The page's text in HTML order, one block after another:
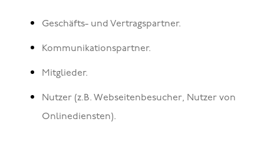
Geschäfts- und Vertragspartner.
Kommunikationspartner.
Mitglieder.
Nutzer (z.B. Webseitenbesucher, Nutzer von
Onlinediensten).